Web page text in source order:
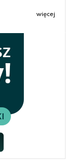
więcej